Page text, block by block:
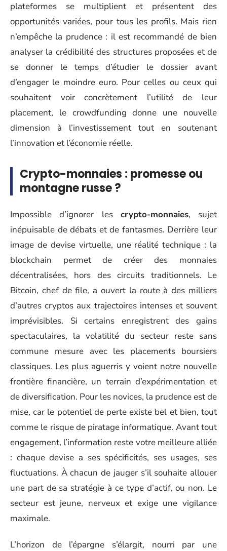
plateformes se multiplient et présentent des
opportunités variées, pour tous les profils. Mais rien
n’empêche la prudence : il est recommandé de bien
analyser la crédibilité des structures proposées et de
se donner le temps d’étudier le dossier avant
d’engager le moindre euro. Pour celles ou ceux qui
souhaitent voir concrètement l’utilité de leur
placement, le crowdfunding donne une nouvelle
dimension à l’investissement tout en soutenant
l’innovation et l’économie réelle.
Crypto-monnaies : promesse ou
montagne russe ?
Impossible d’ignorer les crypto-monnaies, sujet
inépuisable de débats et de fantasmes. Derrière leur
image de devise virtuelle, une réalité technique : la
blockchain permet de créer des monnaies
décentralisées, hors des circuits traditionnels. Le
Bitcoin, chef de file, a ouvert la route à des milliers
d’autres cryptos aux trajectoires intenses et souvent
imprévisibles. Si certains enregistrent des gains
spectaculaires, la volatilité du secteur reste sans
commune mesure avec les placements boursiers
classiques. Les plus aguerris y voient notre nouvelle
frontière financière, un terrain d’expérimentation et
de diversification. Pour les novices, la prudence est de
mise, car le potentiel de perte existe bel et bien, tout
comme le risque de piratage informatique. Avant tout
engagement, l’information reste votre meilleure alliée
: chaque devise a ses spécificités, ses usages, ses
fluctuations. À chacun de jauger s’il souhaite allouer
une part de sa stratégie à ce type d’actif, ou non. Le
secteur est jeune, nerveux et exige une vigilance
maximale.
L’horizon de l’épargne s’élargit, nourri par une